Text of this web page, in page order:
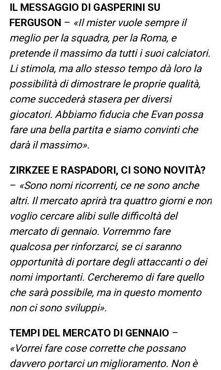
IL MESSAGGIO DI GASPERINI SU
FERGUSON – «Il mister vuole sempre il
meglio per la squadra, per la Roma, e
pretende il massimo da tutti i suoi calciatori.
Li stimola, ma allo stesso tempo dà loro la
possibilità di dimostrare le proprie qualità,
come succederà stasera per diversi
giocatori. Abbiamo fiducia che Evan possa
fare una bella partita e siamo convinti che
darà il massimo».
ZIRKZEE E RASPADORI, CI SONO NOVITÀ?
– «Sono nomi ricorrenti, ce ne sono anche
altri. Il mercato aprirà tra quattro giorni e non
voglio cercare alibi sulle difficoltà del
mercato di gennaio. Vorremmo fare
qualcosa per rinforzarci, se ci saranno
opportunità di portare degli attaccanti o dei
nomi importanti. Cercheremo di fare quello
che sarà possibile, ma in questo momento
non ci sono sviluppi».
TEMPI DEL MERCATO DI GENNAIO –
«Vorrei fare cose corrette che possano
davvero portarci un miglioramento. Non è